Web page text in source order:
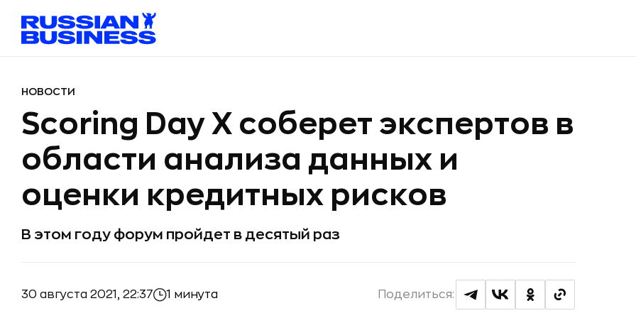
НОВОСТИ
Scoring Day X соберет экспертов в
области анализа данных и
оценки кредитных рисков
В этом году форум пройдет в десятый раз
30 августа 2021, 22:37 1 минута Поделиться: